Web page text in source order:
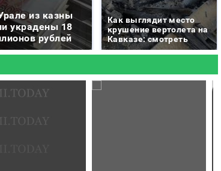
из казны
украдены 18
рублей
Как выглядит место
крушение вертолета на
Кавказе: смотреть